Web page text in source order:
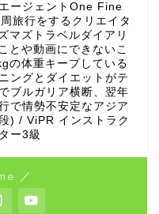
ージェントOne Fine
旅行をするクリエイタ
ズトラベルダイアリ
とや動画にできないこ
の体重キープしている
ングとダイエットがテ
ブルガリア横断、翌年
で情勢不安定なアジア
) / ViPR インストラク
ー3級
／